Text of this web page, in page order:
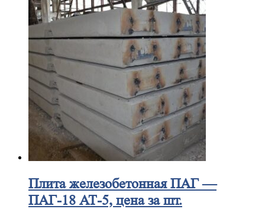
Плитажелезобетонная ПАГ —
ПАГ-18 АТ-5, цена за шт.